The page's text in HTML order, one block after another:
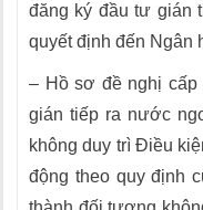
đăng ký đầu tư gián
quyết định đến Ngân
– Hồ sơ đề nghị
gián tiếp ra nước
không duy trì Điều
động theo quy định